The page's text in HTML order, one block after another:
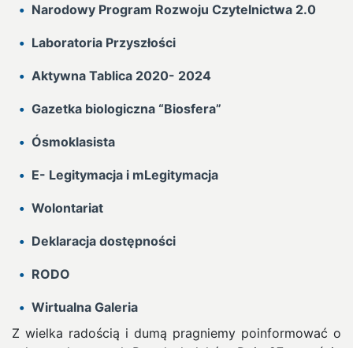
Narodowy Program Rozwoju Czytelnictwa 2.0
Laboratoria Przyszłości
Aktywna Tablica 2020- 2024
Gazetka biologiczna “Biosfera”
Ósmoklasista
E- Legitymacja i mLegitymacja
Wolontariat
Deklaracja dostępności
RODO
Wirtualna Galeria
Z wielka radością i dumą pragniemy poinformować o